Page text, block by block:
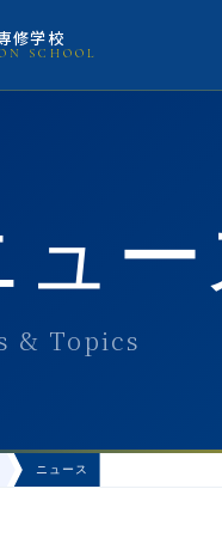
修学校
SCHOOL
ュ
& Topics
ニュース